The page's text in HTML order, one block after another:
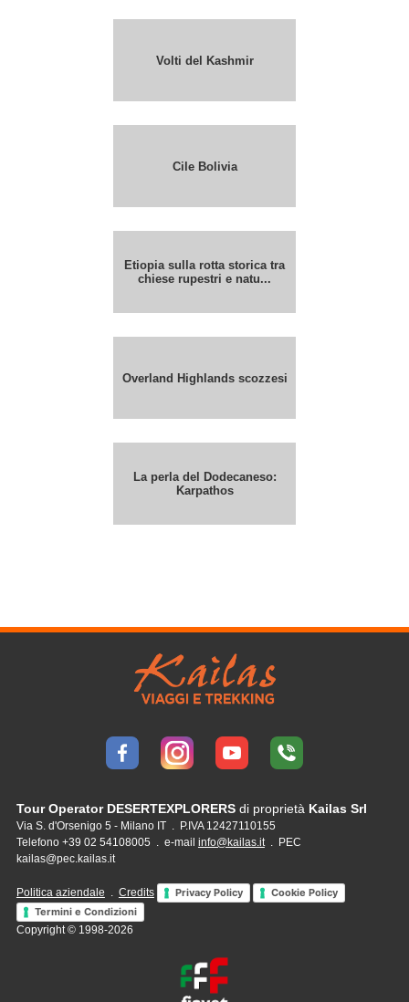
Volti del Kashmir
Cile Bolivia
Etiopia sulla rotta storica tra
chiese rupestri e natu...
Overland Highlands scozzesi
La perla del Dodecaneso:
Karpathos
Tour Operator DESERTEXPLORERSdi proprietà Kailas Srl
Via S. d'Orsenigo 5 - Milano IT . P.IVA 12427110155
Telefono +39 02 54108005 . e-mail info@kailas.it. PEC
kailas@pec.kailas.it
Politica aziendale . Credits Privacy Policy
Cookie Policy
Termini e Condizioni
Copyright © 1998-2026